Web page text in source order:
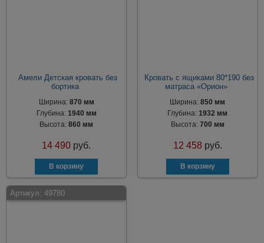
Амели Детская кровать без
бортика
Ширина: 870 мм
Глубина: 1940 мм
Высота:860 мм
14 490 руб.
Кровать с ящиками 80*190 без
матраса «Орион»
Ширина:850 мм
Глубина:1932 мм
Высота: 700 мм
12 458 руб.
Артикул: 49780